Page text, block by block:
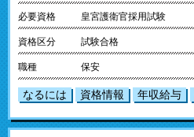
必要資格 皇宮護衛官採用試験
資格区分 試験合格
職種 保安
なるには 資格情報 年収給与